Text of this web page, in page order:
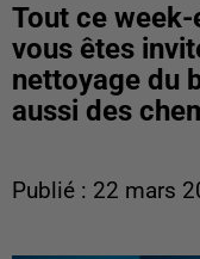
Tout ce
vous êtes
nettoyage du
aussi des
Publié : 22 mars